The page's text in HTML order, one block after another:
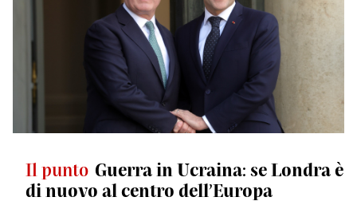
Il punto Guerra in Ucraina: se Londra è
di nuovo al centro dell’Europa